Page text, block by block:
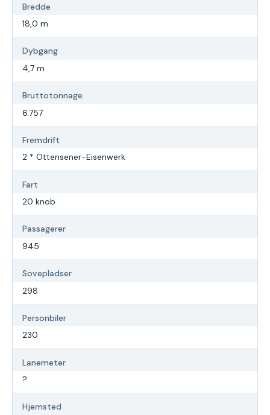
Bredde
18,0 m
Dybgang
4,7 m
Bruttotonnage
6.757
Fremdrift
2 * Ottensener-Eisenwerk
Fart
20 knob
Passagerer
945
Sovepladser
298
Personbiler
230
Lanemeter
?
Hjemsted